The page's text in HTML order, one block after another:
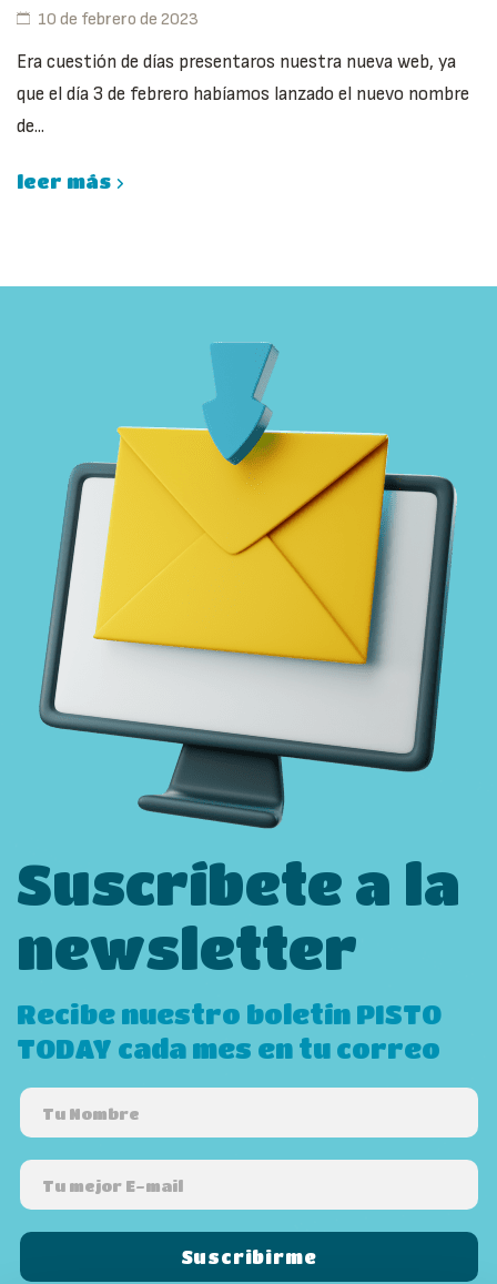
10 de febrero de 2023
Era cuestión de días presentaros nuestra nueva web, ya
que el día 3 de febrero habíamos lanzado el nuevo nombre
de...
leer más
Suscríbete a la
newsletter
Recibe nuestro boletín PISTO
TODAY cada mes en tu correo